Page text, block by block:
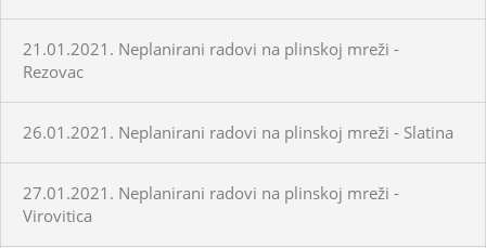
21.01.2021. Neplanirani radovi na plinskoj mreži -
Rezovac
26.01.2021. Neplanirani radovi na plinskoj mreži - Slatina
27.01.2021. Neplanirani radovi na plinskoj mreži -
Virovitica